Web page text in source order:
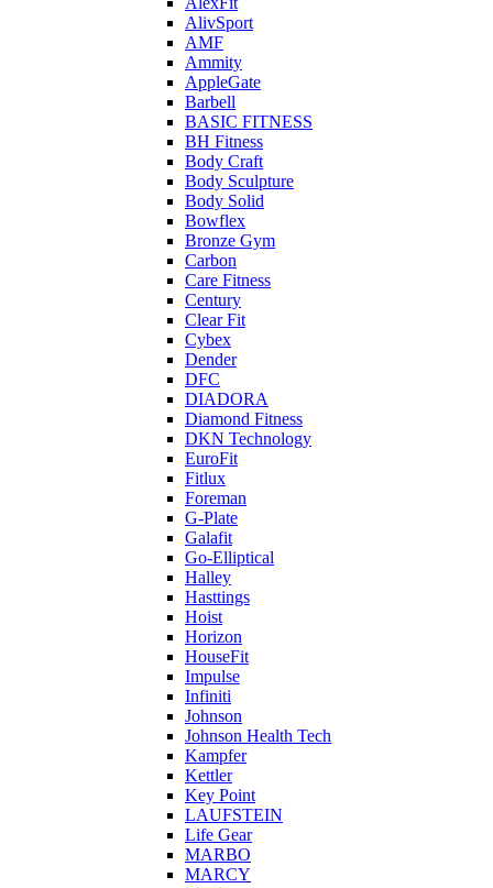
AlivSport
AMF
Ammity
AppleGate
Barbell
BASIC FITNESS
BH Fitness
Body Craft
Body Sculpture
Body Solid
Bowflex
Bronze Gym
Carbon
Care Fitness
Century
Clear Fit
Cybex
Dender
DFC
DIADORA
Diamond Fitness
DKN Technology
EuroFit
Fitlux
Foreman
G-Plate
Galafit
Go-Elliptical
Halley
Hasttings
Hoist
Horizon
HouseFit
Impulse
Infiniti
Johnson
Johnson Health Tech
Kampfer
Kettler
Key Point
LAUFSTEIN
Life Gear
MARBO
MARCY